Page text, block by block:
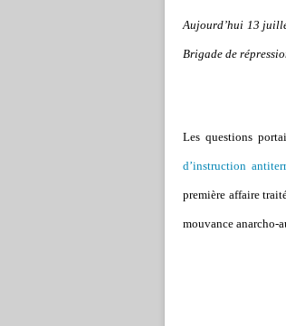
Aujourd’hui 13
Brigade de
Les questions
d’instruction
première affaire
mouvance anarcho-